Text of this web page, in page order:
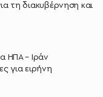
τη διακυβέρνηση και
ΗΠΑ – Ιράν
για ειρήνη